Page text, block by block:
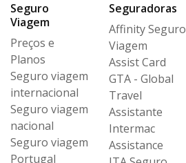
Seguro
Viagem
Preços e
Planos
Seguro viagem
internacional
Seguro viagem
nacional
Seguro viagem
Portugal
Seguradoras
Affinity Seguro
Viagem
Assist Card
GTA - Global
Travel
Assistante
Intermac
Assistance